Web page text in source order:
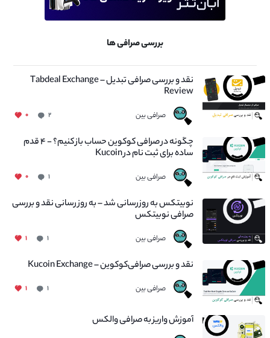
بررسی صرافی ها
نقد و بررسی صرافی تبدیل – Tabdeal Exchange
Review
صرافی بین ۲ ۰
چگونه در صرافی کوکوین حساب باز کنیم؟ - ۴ قدم
ساده برای ثبت نام در Kucoin
صرافی بین ۱ ۰
نوبیتکس به روزرسانی شد – به روز رسانی نقد و بررسی
صرافی نوبیتکس
صرافی بین ۱ ۱
نقد و بررسی صرافی‌کوکوین – Kucoin Exchange
صرافی بین ۱ ۱
آموزش واریز به صرافی والکس